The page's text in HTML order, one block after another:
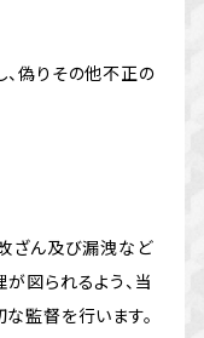
、偽りその他不正の
ざん及び漏洩など
図られるよう、当
監督を行います。